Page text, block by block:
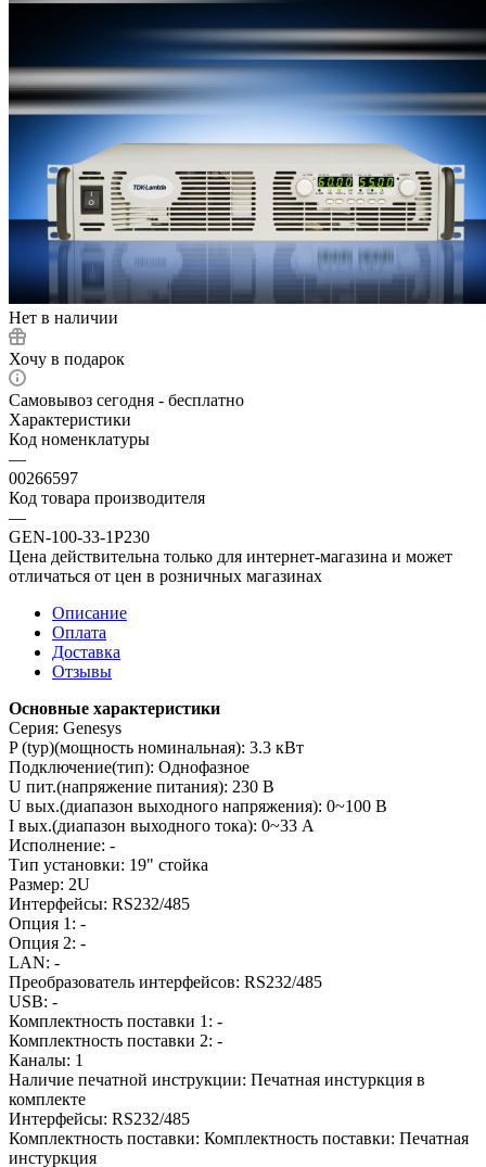
Нет в наличии
Хочу в подарок
Самовывоз сегодня - бесплатно
Характеристики
Код номенклатуры
—
00266597
Код товара производителя
—
GEN-100-33-1P230
Цена действительна только для интернет-магазина и может
отличаться от цен в розничных магазинах
Описание
Оплата
Доставка
Отзывы
Основные характеристики
Серия: Genesys
P (typ)(мощность номинальная): 3.3 кВт
Подключение(тип): Однофазное
U пит.(напряжение питания): 230 В
U вых.(диапазон выходного напряжения): 0~100 В
I вых.(диапазон выходного тока): 0~33 А
Исполнение: -
Тип установки: 19" стойка
Размер: 2U
Интерфейсы: RS232/485
Опция 1: -
Опция 2: -
LAN: -
Преобразователь интерфейсов: RS232/485
USB: -
Комплектность поставки 1: -
Комплектность поставки 2: -
Каналы: 1
Наличие печатной инструкции: Печатная инстуркция в
комплекте
Интерфейсы: RS232/485
Комплектность поставки: Комплектность поставки: Печатная
инстуркция